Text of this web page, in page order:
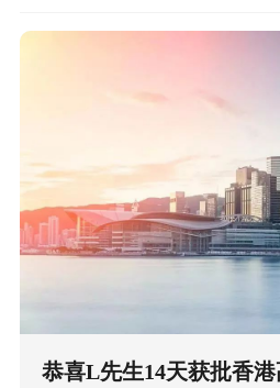
恭喜L先生14天获批香